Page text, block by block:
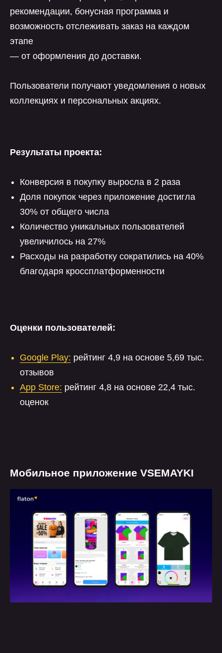
рекомендации, бонусная программа и
возможность отслеживать заказ на каждом
этапе
— от оформления до доставки.
Пользователи получают уведомления о новых
коллекциях и персональных акциях.
Результаты проекта:
Конверсия в покупку выросла в 2 раза
Доля покупок через приложение достигла
30% от общего числа
Количество уникальных пользователей
увеличилось на 27%
Расходы на разработку сократились на 40%
благодаря кроссплатформенности
Оценки пользователей:
Google Play: рейтинг 4,9 на основе 5,69 тыс.
отзывов
App Store: рейтинг 4,8 на основе 22,4 тыс.
оценок
Мобильное приложение VSEMAYKI